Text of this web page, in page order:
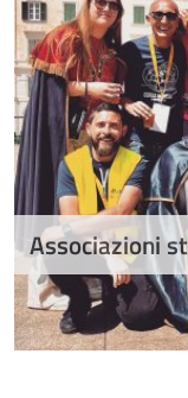
Associazioni